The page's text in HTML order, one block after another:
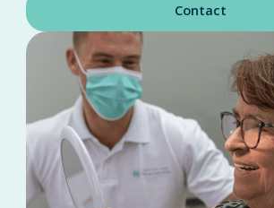
Contact